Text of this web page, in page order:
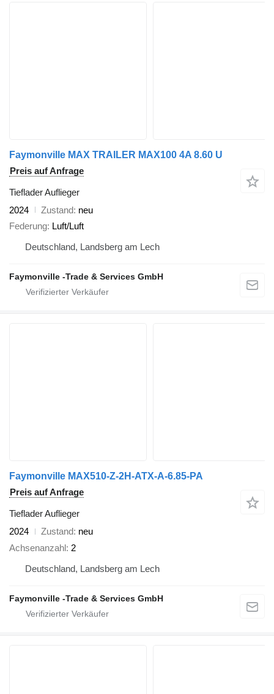
Faymonville MAX TRAILER MAX100 4A 8.60 U
Preis auf Anfrage
Tieflader Auflieger
2024
Zustand neu
Federung Luft/Luft
Deutschland, Landsberg am Lech
Faymonville -Trade & Services GmbH
Faymonville MAX510-Z-2H-ATX-A-6.85-PA
Preis auf Anfrage
Tieflader Auflieger
2024
Zustand neu
Achsenanzahl 2
Deutschland, Landsberg am Lech
Faymonville -Trade & Services GmbH